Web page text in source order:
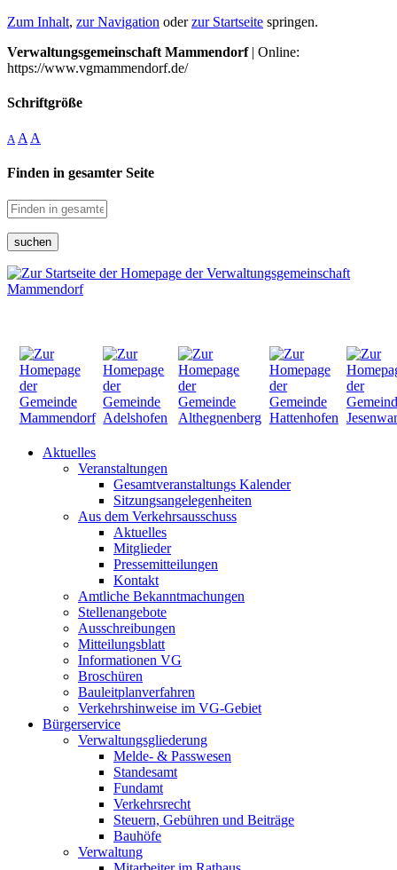
Zum Inhalt, zur Navigation oderzur Startseite springen.
Verwaltungsgemeinschaft Mammendorf| Online:
https://www.vgmammendorf.de/
Schriftgröße
A A A
Finden in gesamter Seite
suchen
Aktuelles
Veranstaltungen
Gesamtveranstaltungs Kalender
Sitzungsangelegenheiten
Aus dem Verkehrsausschuss
Aktuelles
Mitglieder
Pressemitteilungen
Kontakt
Amtliche Bekanntmachungen
Stellenangebote
Ausschreibungen
Mitteilungsblatt
Informationen VG
Broschüren
Bauleitplanverfahren
Verkehrshinweise im VG-Gebiet
Bürgerservice
Verwaltungsgliederung
Melde- & Passwesen
Standesamt
Fundamt
Verkehrsrecht
Steuern, Gebühren und Beiträge
Bauhöfe
Verwaltung